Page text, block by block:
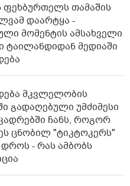
ფეხბურთელს თამაშის
დაარტყა -
მომენტის ამსახველი
ტაილანდიდან მედიაში
მკვლელობის
გადაღებული უმძიმესი
ჩანს, როგორ
ცნობილ "ტიკტოკერს"
- რას ამბობს